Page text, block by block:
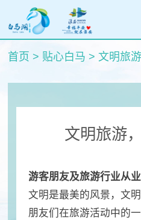
首页 > 贴心白马 > 文明旅游
文明旅游
游客朋友及旅游行业从业
文明是最美的风景，文
朋友们在旅游活动中的